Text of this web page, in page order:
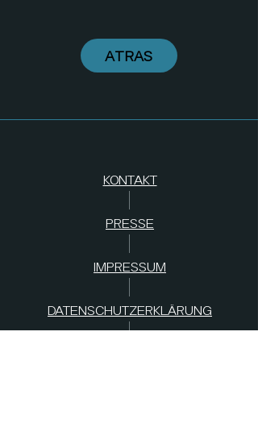
ATRAS
KONTAKT
PRESSE
IMPRESSUM
DATENSCHUTZERKLÄRUNG